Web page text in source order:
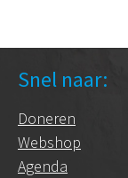
Snel naar:
Doneren
Webshop
Agenda